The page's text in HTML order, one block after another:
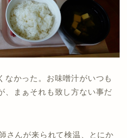
なかった。お味噌汁がいつも
、まぁそれも致し方ない事だ
さんが来られて検温、とにか